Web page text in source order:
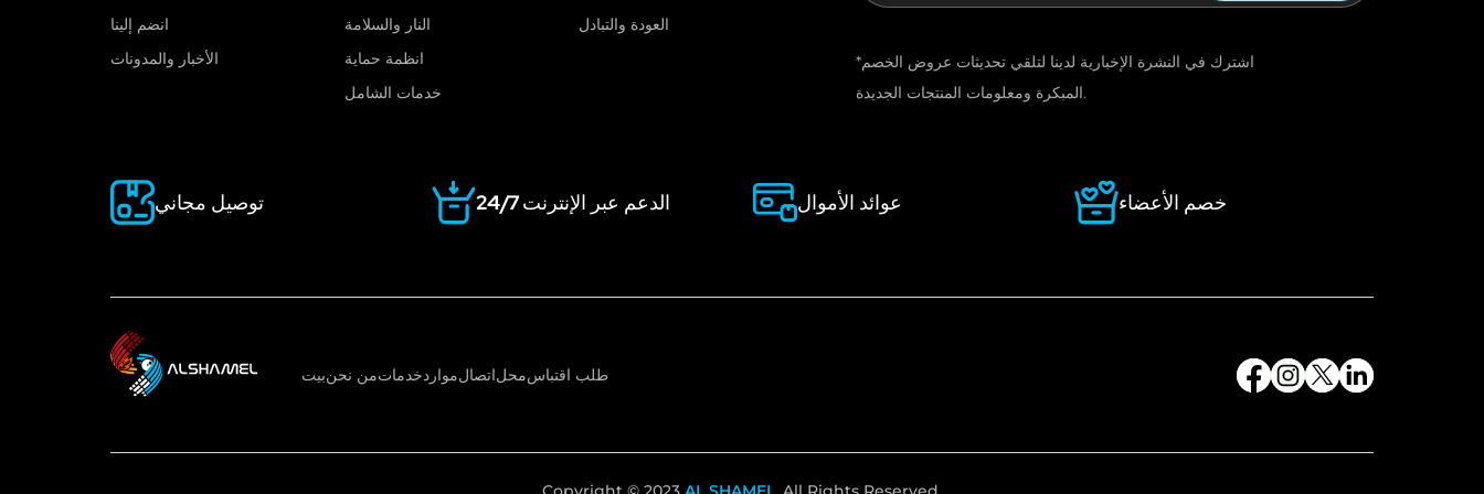
انضم إلينا
الأخبار والمدونات
النار والسلامة
انظمة حماية
خدمات الشامل
العودة والتبادل
leave
this
*اشترك في النشرة الإخبارية لدينا لتلقي تحديثات عروض الخصم
المبكرة ومعلومات المنتجات الجديدة.
توصيل مجاني الدعم عبر الإنترنت 24/7 عوائد الأموال خصم الأعضاء
بيتمن نحنخدماتموارداتصالمحلطلب اقتباس